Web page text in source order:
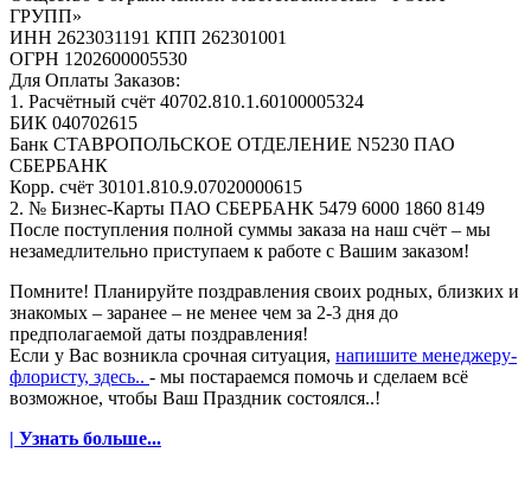
ГРУПП»
ИНН 2623031191 КПП 262301001
ОГРН 1202600005530
Для Оплаты Заказов:
1. Расчётный счёт 40702.810.1.60100005324
БИК 040702615
Банк СТАВРОПОЛЬСКОЕ ОТДЕЛЕНИЕ N5230 ПАО
СБЕРБАНК
Корр. счёт 30101.810.9.07020000615
2. № Бизнес-Карты ПАО СБЕРБАНК 5479 6000 1860 8149
После поступления полной суммы заказа на наш счёт – мы
незамедлительно приступаем к работе с Вашим заказом!
Помните! Планируйте поздравления своих родных, близких и
знакомых – заранее – не менее чем за 2-3 дня до
предполагаемой даты поздравления!
Если у Вас возникла срочная ситуация, напишите менеджеру-
флористу, здесь.. - мы постараемся помочь и сделаем всё
возможное, чтобы Ваш Праздник состоялся..!
| Узнать больше...